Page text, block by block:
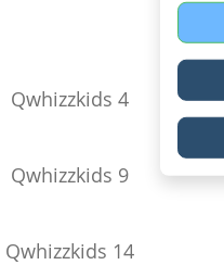
Qwhizzkids 4
Qwhizzkids 9
Qwhizzkids 14